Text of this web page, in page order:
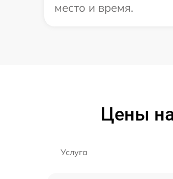
место и время.
Цены
Услуга